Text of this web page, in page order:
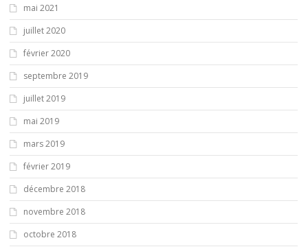
mai 2021
juillet 2020
février 2020
septembre 2019
juillet 2019
mai 2019
mars 2019
février 2019
décembre 2018
novembre 2018
octobre 2018